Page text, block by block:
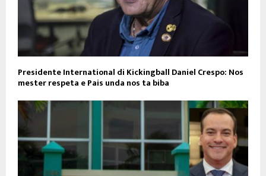
Presidente International di Kickingball Daniel Crespo: Nos
mester respeta e Pais unda nos ta biba